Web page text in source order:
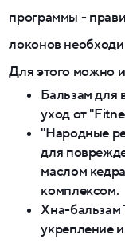
программы -
локонов
Для этого можно
Бальзам для
уход от
"Народные
для
маслом
комплексом.
Хна-
укрепление